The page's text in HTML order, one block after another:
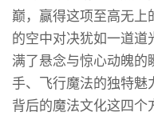
巅，赢得这项至高无上
的空中对决犹如一道
满了悬念与惊心动魄
手、飞行魔法的独特魅
背后的魔法文化这四个